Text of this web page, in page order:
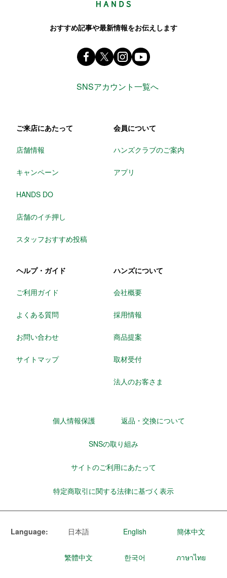
おすすめ記事や最新情報をお伝えします
Facebook ハンズ公式ファンページ
X(旧 twitter) @Hands_official_
instagram
SNSアカウント一覧へ
ご来店にあたって
店舗情報
キャンペーン
HANDS DO
店舗のイチ押し
スタッフおすすめ投稿
会員について
ハンズクラブのご案内
アプリ
ヘルプ・ガイド
ご利用ガイド
よくある質問
お問い合わせ
サイトマップ
ハンズについて
会社概要
採用情報
商品提案
取材受付
法人のお客さま
個人情報保護 返品・交換について
SNSの取り組み
サイトのご利用にあたって
特定商取引に関する法律に基づく表示
Language: 日本語 English 簡体中文
繁體中文 한국어 ภาษาไทย